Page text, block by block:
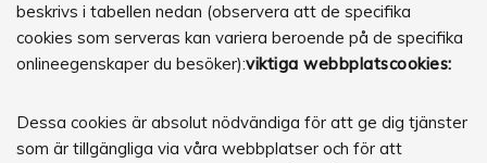
beskrivs i tabellen nedan (observera att de specifika
cookies som serveras kan variera beroende på de specifika
onlineegenskaper du besöker):viktiga webbplatscookies:
Dessa cookies är absolut nödvändiga för att ge dig tjänster
som är tillgängliga via våra webbplatser och för att